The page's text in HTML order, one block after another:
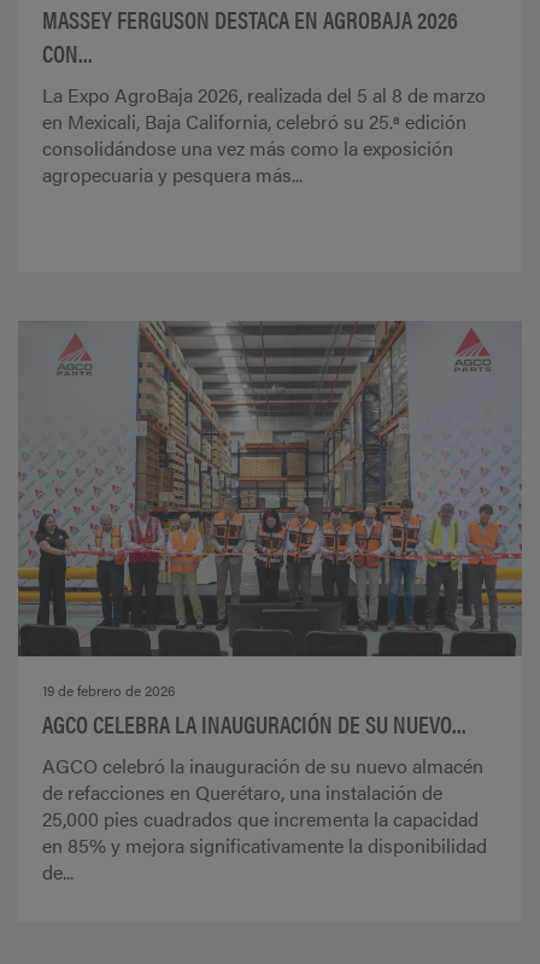
MASSEY FERGUSON DESTACA EN AGROBAJA 2026
CON...
La Expo AgroBaja 2026, realizada del 5 al 8 de marzo
en Mexicali, Baja California, celebró su 25.ª edición
consolidándose una vez más como la exposición
agropecuaria y pesquera más...
19 de febrero de 2026
AGCO CELEBRA LA INAUGURACIÓN DE SU NUEVO...
AGCO celebró la inauguración de su nuevo almacén
de refacciones en Querétaro, una instalación de
25,000 pies cuadrados que incrementa la capacidad
en 85% y mejora significativamente la disponibilidad
de...